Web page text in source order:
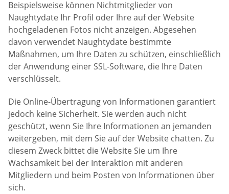
Beispielsweise können Nichtmitglieder von
Naughtydate Ihr Profil oder Ihre auf der Website
hochgeladenen Fotos nicht anzeigen. Abgesehen
davon verwendet Naughtydate bestimmte
Maßnahmen, um Ihre Daten zu schützen, einschließlich
der Anwendung einer SSL-Software, die Ihre Daten
verschlüsselt.
Die Online-Übertragung von Informationen garantiert
jedoch keine Sicherheit. Sie werden auch nicht
geschützt, wenn Sie Ihre Informationen an jemanden
weitergeben, mit dem Sie auf der Website chatten. Zu
diesem Zweck bittet die Website Sie um Ihre
Wachsamkeit bei der Interaktion mit anderen
Mitgliedern und beim Posten von Informationen über
sich.